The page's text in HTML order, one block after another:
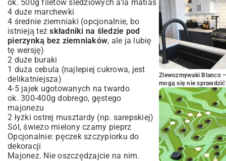
ok. 500g filetów śledziowych a’la matias
4 duże marchewki
4 średnie ziemniaki (opcjonalnie, bo
istnieją teżskładniki na śledzie pod
pierzynką bez ziemniaków, ale ja lubię
tę wersję)
2 duże buraki
1 duża cebula (najlepiej cukrowa, jest
delikatniejsza)
4-5 jajek ugotowanych na twardo
ok. 300-400g dobrego, gęstego
majonezu
2 łyżki ostrej musztardy (np. sarepskiej)
Sól, świeżo mielony czarny pieprz
Opcjonalnie: pęczek szczypiorku do
dekoracji
Majonez. Nie oszczędzajcie na nim.
Zlewozmywaki Blanco
mogą się nie